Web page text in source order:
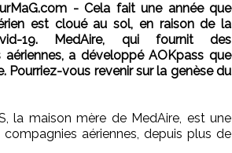
- Cela fait une année que
est cloué au sol, en raison de la
19. MedAire, qui fournit des
a développé AOKpass que
Pourriez-vous revenir sur la genèse du
la maison mère de MedAire, est une
aériennes, depuis plus de